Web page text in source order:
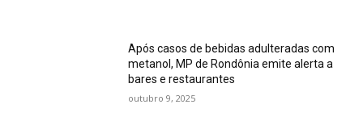
Após casos de bebidas adulteradas com
metanol, MP de Rondônia emite alerta a
bares e restaurantes
outubro 9, 2025